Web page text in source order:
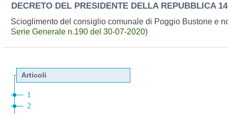
DECRETO DEL PRESIDENTE DELLA REPUBBLICA
Scioglimento del consiglio comunale di Poggio Bustone e
Serie Generale n.190 del 30-07-2020)